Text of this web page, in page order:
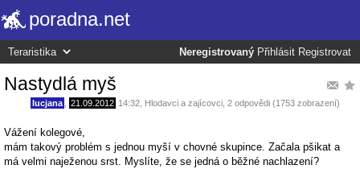
poradna.net
Neregistrovaný Přihlásit Registrovat
Nastydlá myš
lucjana 21.09.2012 14:32 Hlodavci a zajícovci , 2 odpovědi (1753 zobrazení)
Vážení kolegové,
mám takový problém s jednou myší v chovné skupince. Začala pšikat a
má velmi naježenou srst. Myslíte, že se jedná o běžné nachlazení?